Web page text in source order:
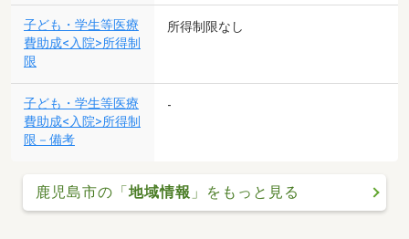
子ども・学生等医療
費助成<入院>所得制
限
所得制限なし
子ども・学生等医療
費助成<入院>所得制
限－備考
-
鹿児島市の「地域情報 」をもっと見る